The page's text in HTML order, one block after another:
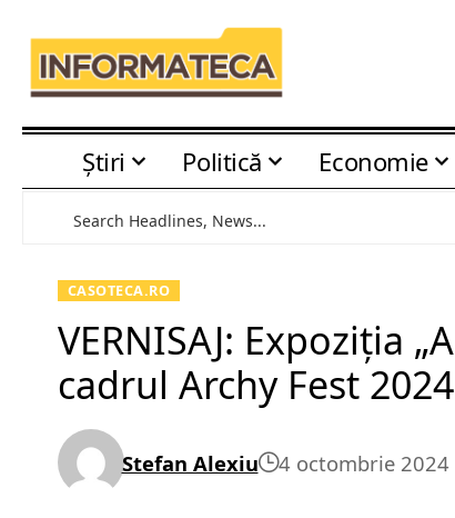
Știri Politică Economie
CASOTECA.RO
VERNISAJ: Expoziția
cadrul Archy Fest 2024
Stefan Alexiu 4 octombrie 2024